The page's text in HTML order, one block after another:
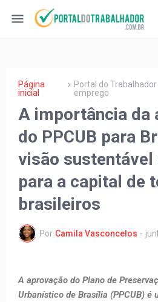
Página
inicial
Portal do
emprego
A importância da
do PPCUB para
visão sustentável
para a capital de
brasileiros
Por Camila Vasconcelos -
A aprovação do Plano de
Urbanístico de Brasília (PPCUB) é